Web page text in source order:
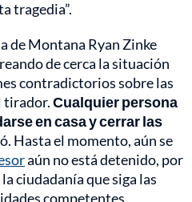
tragedia”.
de Montana Ryan Zinke
de cerca la situación
contradictorios sobre las
tirador.Cualquier persona
en casa y cerrar las
Hasta el momento, aún se
aún no está detenido, por
ciudadanía que siga las
competentes.